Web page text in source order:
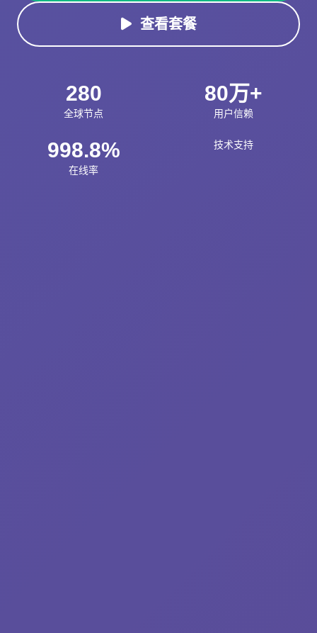
查看套餐
280
全球节点
80万+
用户信赖
998.8%
在线率
技术支持